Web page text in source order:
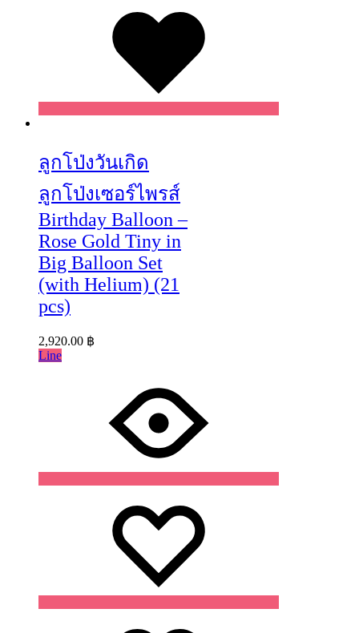
ลูกโป่งวันเกิด
ลูกโป่งเซอร์ไพรส์
Birthday Balloon –
Rose Gold Tiny in
Big Balloon Set
(with Helium) (21
pcs)
2,920.00 ฿
Line